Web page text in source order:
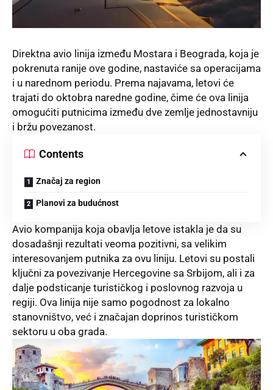
Direktna avio linija između Mostara i Beograda, koja je
pokrenuta ranije ove godine, nastaviće sa operacijama
i u narednom periodu. Prema najavama, letovi će
trajati do oktobra naredne godine, čime će ova linija
omogućiti putnicima između dve zemlje jednostavniju
i bržu povezanost.
Contents
Značaj za region
Planovi za budućnost
Avio kompanija koja obavlja letove istakla je da su
dosadašnji rezultati veoma pozitivni, sa velikim
interesovanjem putnika za ovu liniju. Letovi su postali
ključni za povezivanje Hercegovine sa Srbijom, ali i za
dalje podsticanje turističkog i poslovnog razvoja u
regiji. Ova linija nije samo pogodnost za lokalno
stanovništvo, već i značajan doprinos turističkom
sektoru u oba grada.